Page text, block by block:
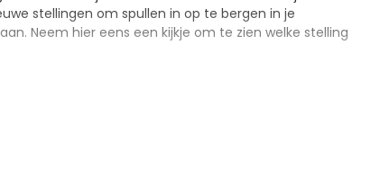
stellingen om spullen in op te bergen in je
Neem hier eens een kijkje om te zien welke stelling